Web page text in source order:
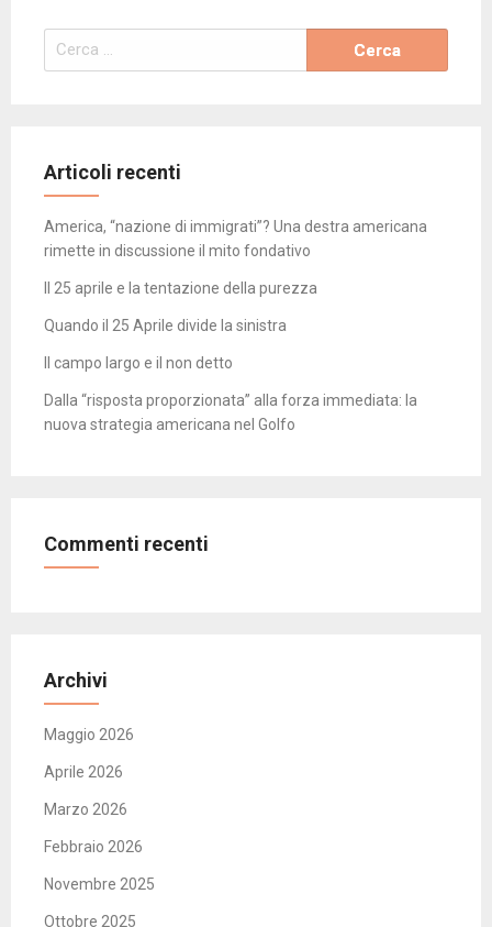
Ricerca
per:
Articoli recenti
America, “nazione di immigrati”? Una destra americana
rimette in discussione il mito fondativo
Il 25 aprile e la tentazione della purezza
Quando il 25 Aprile divide la sinistra
Il campo largo e il non detto
Dalla “risposta proporzionata” alla forza immediata: la
nuova strategia americana nel Golfo
Commenti recenti
Archivi
Maggio 2026
Aprile 2026
Marzo 2026
Febbraio 2026
Novembre 2025
Ottobre 2025